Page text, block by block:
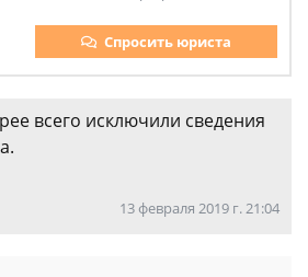
Спросить юриста
всего исключили сведения
13 февраля 2019 г. 21:04